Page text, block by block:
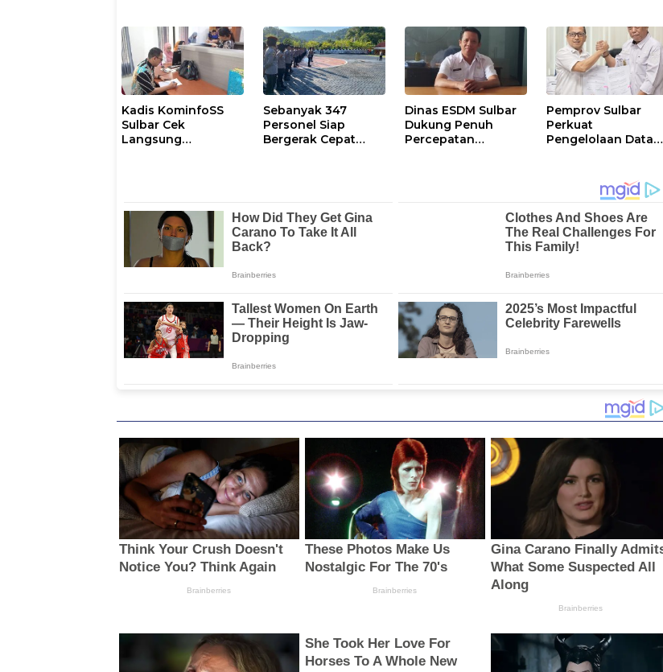
Berlangsung
Kondusif
Kesehatan
Intelektual
Kadis KominfoSS
Sulbar Cek
Langsung
Sebanyak 347
Personel Siap
Bergerak Cepat
Dinas ESDM Sulbar
Dukung Penuh
Percepatan
Pemprov Sulbar
Perkuat
Pengelolaan Data
17 Tahun 2023